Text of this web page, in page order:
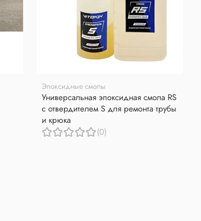
Эпоксидные смолы
Универсальная эпоксидная смола RS
с отвердителем S для ремонта трубы
и крюка
(0)